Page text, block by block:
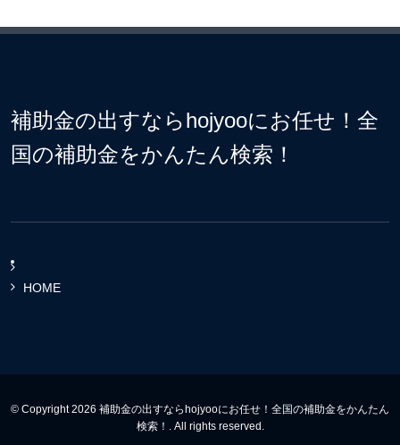
補助金の出すならhojyooにお任せ！全
国の補助金をかんたん検索！
HOME
© Copyright 2026 補助金の出すならhojyooにお任せ！全国の補助金をかんたん
検索！. All rights reserved.